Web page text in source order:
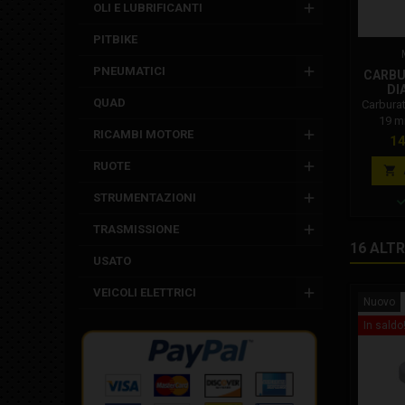
OLI E LUBRIFICANTI
PITBIKE
PNEUMATICI
QUAD
RICAMBI MOTORE
RUOTE
STRUMENTAZIONI
TRASMISSIONE
USATO
VEICOLI ELETTRICI
19

16
Nuovo
In saldo!